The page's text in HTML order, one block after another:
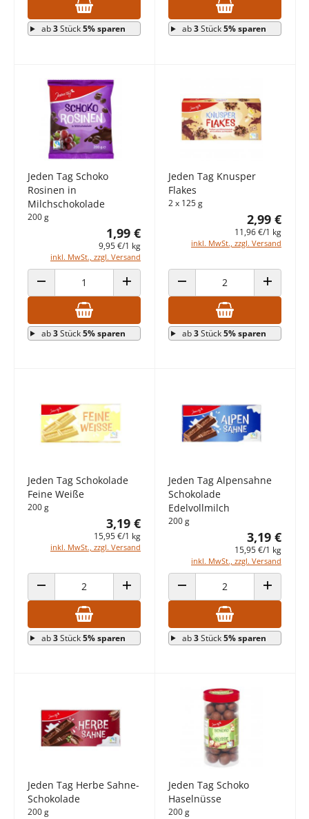
ab3Stück5% sparen ab3Stück5% sparen
Jeden Tag Schoko
Rosinen in
Milchschokolade
200 g
1,99 €
9,95 €/1 kg
inkl. MwSt., zzgl. Versand
ANZAHL VERRINGERN ANZAHL ERHÖHEN
ab3Stück5% sparen
Jeden Tag Knusper
Flakes
2 x 125 g
2,99 €
11,96 €/1 kg
inkl. MwSt., zzgl. Versand
ANZAHL VERRINGERN ANZAHL
ab3Stück5% sparen
Jeden Tag Schokolade
Feine Weiße
200 g
3,19 €
15,95 €/1 kg
inkl. MwSt., zzgl. Versand
ANZAHL VERRINGERN ANZAHL ERHÖHEN
ab3Stück5% sparen
Jeden Tag Alpensahne
Schokolade
Edelvollmilch
200 g
3,19 €
15,95 €/1 kg
inkl. MwSt., zzgl. Versand
ANZAHL VERRINGERN ANZAHL
ab3Stück5% sparen
Jeden Tag Herbe Sahne-
Schokolade
200 g
Jeden Tag Schoko
Haselnüsse
200 g